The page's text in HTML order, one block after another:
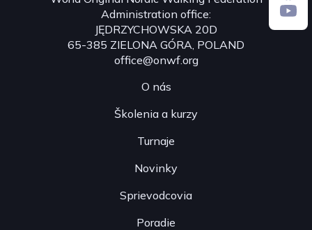
Administration office:
JĘDRZYCHOWSKA 20D
65-385 ZIELONA GÓRA, POLAND
office@onwf.org
O nás
Školenia a kurzy
Turnaje
Novinky
Sprievodcovia
Poradie